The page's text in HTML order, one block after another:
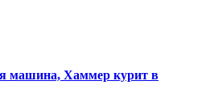
машина, Хаммер курит в